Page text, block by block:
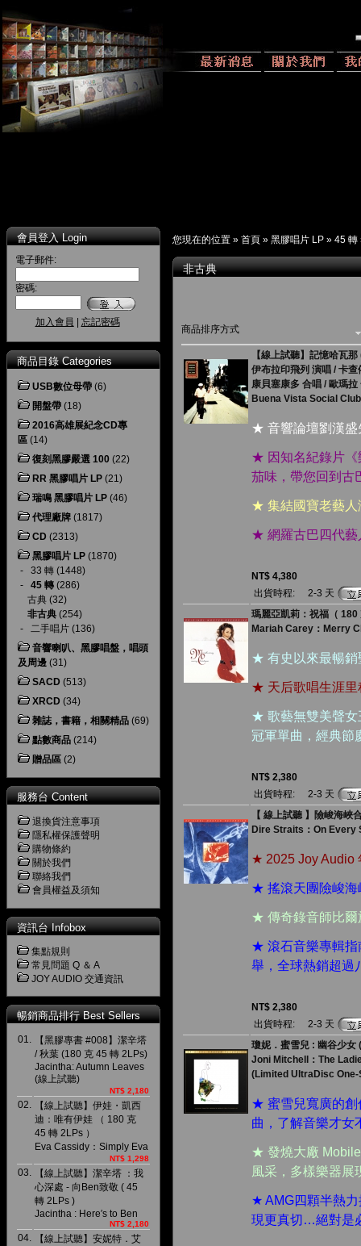
會員登入 Login
電子郵件:
密碼:
加入會員 忘記密碼
商品目錄 Categories
USB數位母帶 (6)
開盤帶 (18)
2016高雄展紀念CD專
區 (14)
復刻黑膠嚴選 100 (22)
RR 黑膠唱片 LP (21)
瑞鳴 黑膠唱片 LP (46)
代理廠牌 (1817)
CD (2313)
黑膠唱片 LP (1870)
- 33 轉 (1448)
- 45 轉 (286)
古典 (32)
非古典 (254)
- 二手唱片 (136)
音響喇叭、黑膠唱盤，唱頭
及周邊 (31)
SACD (513)
XRCD (34)
雜誌，書籍，相關精品 (69)
點數商品 (214)
贈品區 (2)
服務台 Content
退換貨注意事項
隱私權保護聲明
購物條約
關於我們
聯絡我們
會員權益及須知
資訊台 Infobox
集點規則
常見問題 Q ＆ A
JOY AUDIO 交通資訊
暢銷商品排行 Best Sellers
01.
【黑膠專書 #008】潔辛塔
/ 秋葉 (180 克 45 轉 2LPs)
Jacintha: Autumn Leaves
(線上試聽)
NT$ 2,180
02.
【線上試聽】伊娃・凱西
迪：唯有伊娃 （ 180 克
45 轉 2LPs ）
Eva Cassidy：Simply Eva
NT$ 1,298
03.
【線上試聽】潔辛塔 ：我
心深處 - 向Ben致敬 ( 45
轉 2LPs )
Jacintha : Here′s to Ben
NT$ 2,180
04.
【線上試聽】安妮特．艾
您現在的位置 » 首頁 » 黑膠唱片 LP » 45 轉
非古典
商品排序方式
【線上試聽】記憶哈瓦
伊布拉印飛列 演唱 / 卡
康貝塞康多 合唱 / 歐瑪拉
Buena Vista Social
★ 音響論壇劉漢盛
★ 因知名紀錄片《
茄味，帶您回到古
★ 集結國寶老藝人
★ 網羅古巴四代藝
NT$ 4,380
出貨時程:
2-3 天
瑪麗亞凱莉：祝福（
Mariah Carey：Merry
★ 有史以來最暢銷
★ 天后歌唱生涯里
★ 歌藝無雙美聲女
冠軍單曲，經典節
NT$ 2,380
出貨時程:
2-3 天
【 線上試聽 】險峻海
Dire Straits：On Every
★ 2025 Joy Audio
★ 搖滾天團險峻海
★ 傳奇錄音師比爾
★ 滾石音樂專輯指
舉，全球熱銷超過
NT$ 2,380
出貨時程:
2-3 天
瓊妮．蜜雪兒 : 幽谷少女
Joni Mitchell：The
(Limited UltraDisc One-
★ 蜜雪兒寬廣的創
曲，了解音樂才女
★ 發燒大廠
風采，多樣樂器展
★ AMG四顆半熱
現更真切…絕對是